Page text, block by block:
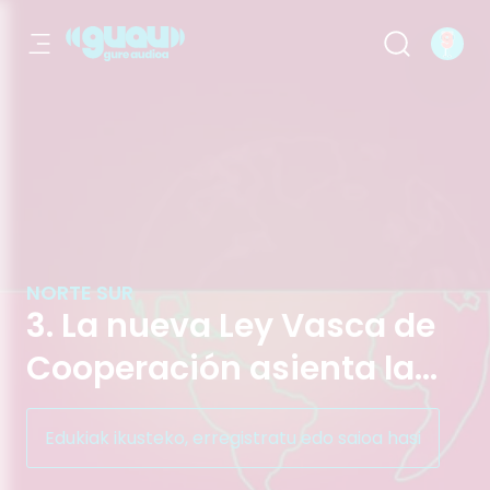
NORTE SUR
3. La nueva Ley Vasca de
Cooperación asienta la
tradición solidaria
Edukiak ikusteko, erregistratu edo saioa hasi